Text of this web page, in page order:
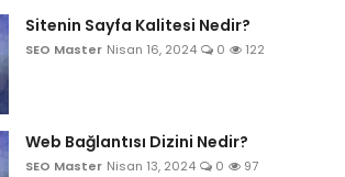
Sitenin Sayfa Kalitesi Nedir?
SEO Master Nisan 16, 2024 0 122
Web Bağlantısı Dizini Nedir?
SEO Master Nisan 13, 2024 0 97